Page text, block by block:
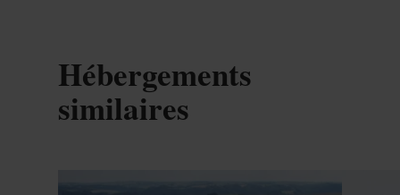
Hébergements
similaires